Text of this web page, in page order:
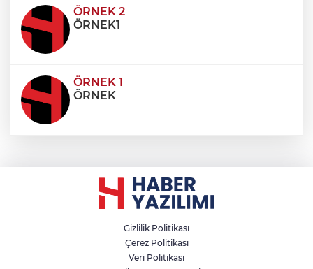
condimentum eros et, faucibus sapien. Praese
ÖRNEK 2
ÖRNEK1
ÖRNEK 1
ÖRNEK
Gizlilik Politikası
Çerez Politikası
Veri Politikası